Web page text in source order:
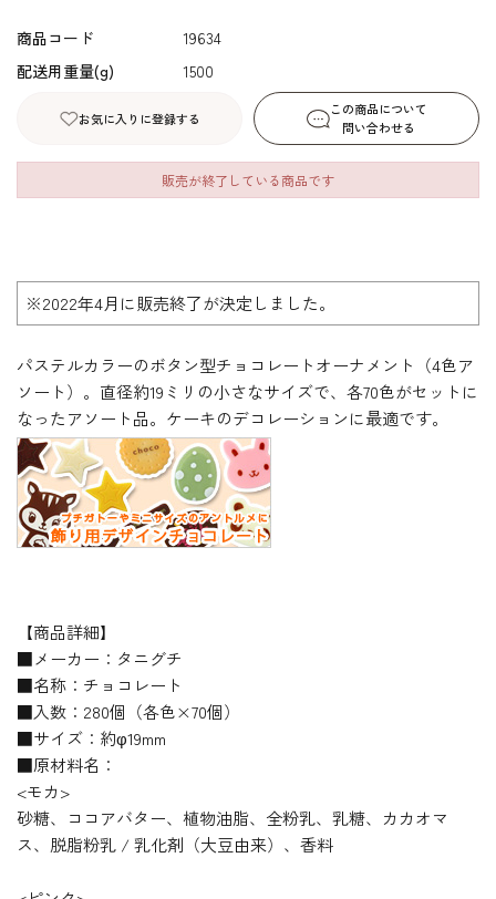
商品コード
19634
配送用重量(g)
1500
お気に入りに登録する
この商品について
問い合わせる
販売が終了している商品です
※2022年4月に販売終了が決定しました。
パステルカラーのボタン型チョコレートオーナメント（4色ア
ソート）。直径約19ミリの小さなサイズで、各70色がセットに
なったアソート品。ケーキのデコレーションに最適です。
【商品詳細】
■メーカー：タニグチ
■名称：チョコレート
■入数：280個（各色×70個）
■サイズ：約φ19mm
■原材料名：
<モカ>
砂糖、ココアバター、植物油脂、全粉乳、乳糖、カカオマ
ス、脱脂粉乳 / 乳化剤（大豆由来）、香料